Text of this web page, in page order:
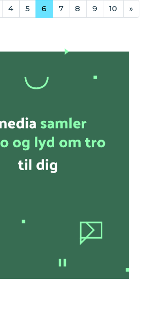
4 5 6 7 8 9 10 »